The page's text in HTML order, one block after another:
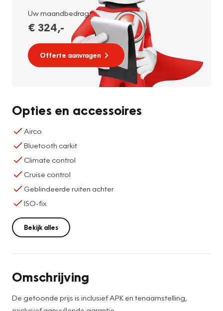
Uw maandbedrag:
€ 324,-
Offerte aanvragen
Opties en accessoires
Airco
Bluetooth carkit
Climate control
Cruise control
Geblindeerde ruiten achter
ISO-fix
Bekijk alles
Omschrijving
De getoonde prijs is inclusief APK en tenaamstelling,